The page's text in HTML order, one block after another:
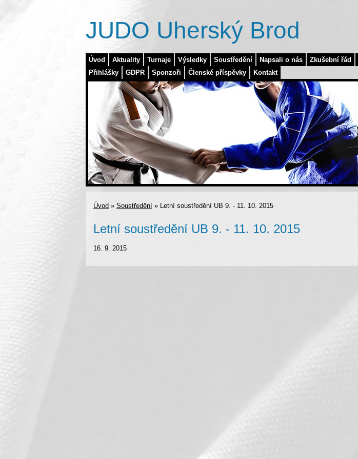
Úvod Aktuality Turnaje Výsledky Soustředění Napsali o nás Zkušební řád
Přihlášky
GDPR Sponzoři Členské příspěvky Kontakt
JUDO Uherský Brod
Úvod » Soustředění » Letní soustředění UB 9. - 11. 10. 2015
Letní soustředění UB 9. - 11. 10. 2015
16. 9. 2015